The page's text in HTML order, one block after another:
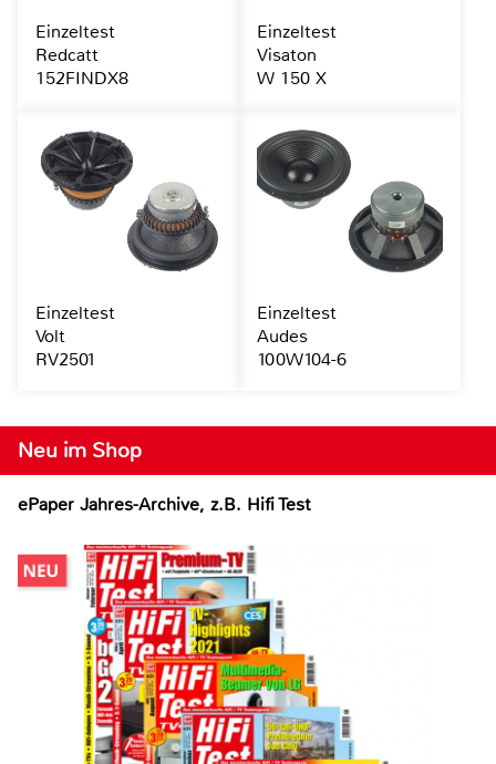
Neu im Shop
ePaper Jahres-Archive, z.B. Hifi Test
Einzeltest
Redcatt
152FINDX8
Einzeltest
Visaton
W 150 X
Einzeltest
Volt
RV2501
Einzeltest
Audes
100W104-6